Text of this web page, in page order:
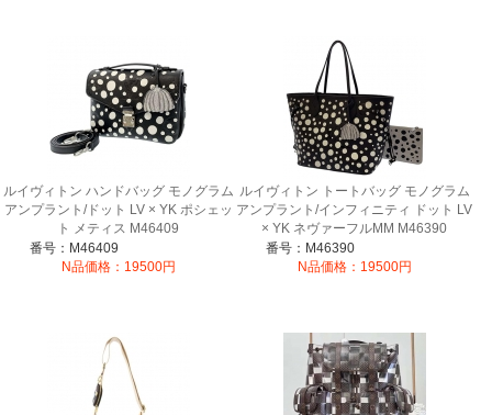
ルイヴィトン ハンドバッグ モノグラム
アンプラント/ドット LV × YK ポシェッ
ト メティス M46409
番号：M46409
N品価格：19500円
ルイヴィトン トートバッグ モノグラム
アンプラント/インフィニティ ドット LV
× YK ネヴァーフルMM M46390
番号：M46390
N品価格：19500円